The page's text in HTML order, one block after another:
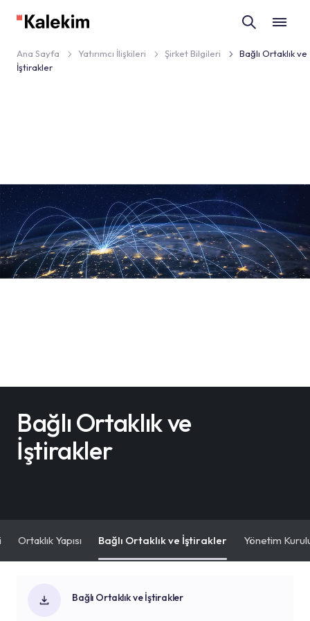
Ana Sayfa Yatırımcı İlişkileri Şirket Bilgileri
Bağlı Ortaklık ve
İştirakler
Bağlı Ortaklık ve
İştirakler
Ortaklık Yapısı Bağlı Ortaklık ve İştirakler Yönetim
Bağlı Ortaklık ve İştirakler